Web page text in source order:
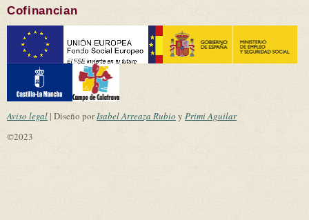
Cofinancian
Aviso legal| Diseño porIsabel Arreaza Rubio y Primi Aguilar
©2023